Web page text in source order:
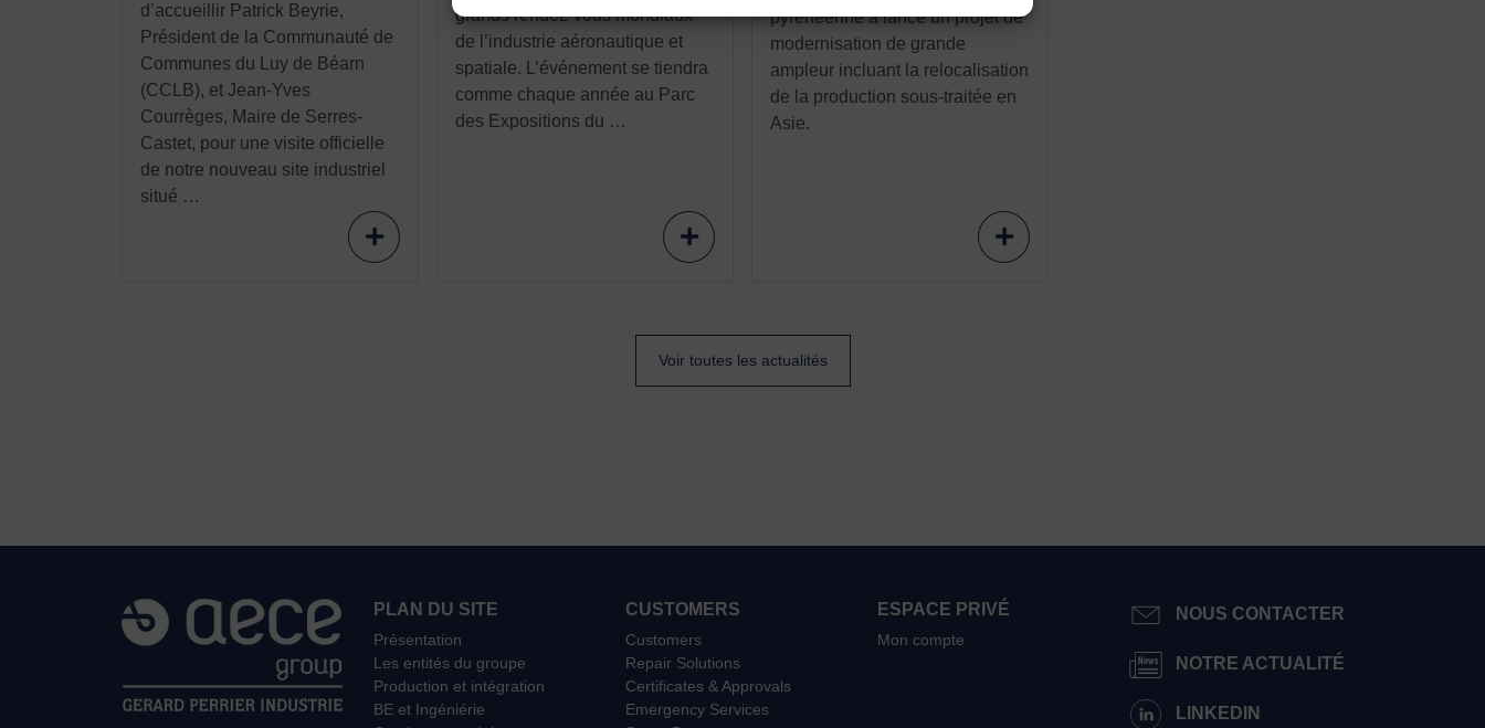
d’accueillir Patrick Beyrie,
Président de la Communauté de
Communes du Luy de Béarn
(CCLB), et Jean-Yves
Courrèges, Maire de Serres-
Castet, pour une visite officielle
de notre nouveau site industriel
situé …
grands rendez-vous mondiaux
de l’industrie aéronautique et
spatiale. L’événement se tiendra
comme chaque année au Parc
des Expositions du …
pyrénéenne a lancé un projet de
modernisation de grande
ampleur incluant la relocalisation
de la production sous-traitée en
Asie.
Voir toutes les actualités
PLAN DU SITE
Présentation
Les entités du groupe
Production et intégration
BE et Ingéniérie
CUSTOMERS
Customers
Repair Solutions
Certificates & Approvals
Emergency Services
ESPACE PRIVÉ
Mon compte
NOUS CONTACTER
NOTRE ACTUALITÉ
LINKEDIN